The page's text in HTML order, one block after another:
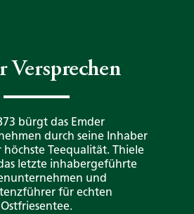
Versprechen
bürgt das Emder
durch seine Inhaber
Teequalität. Thiele
letzte inhabergeführte
und
für echten
Ostfriesentee.